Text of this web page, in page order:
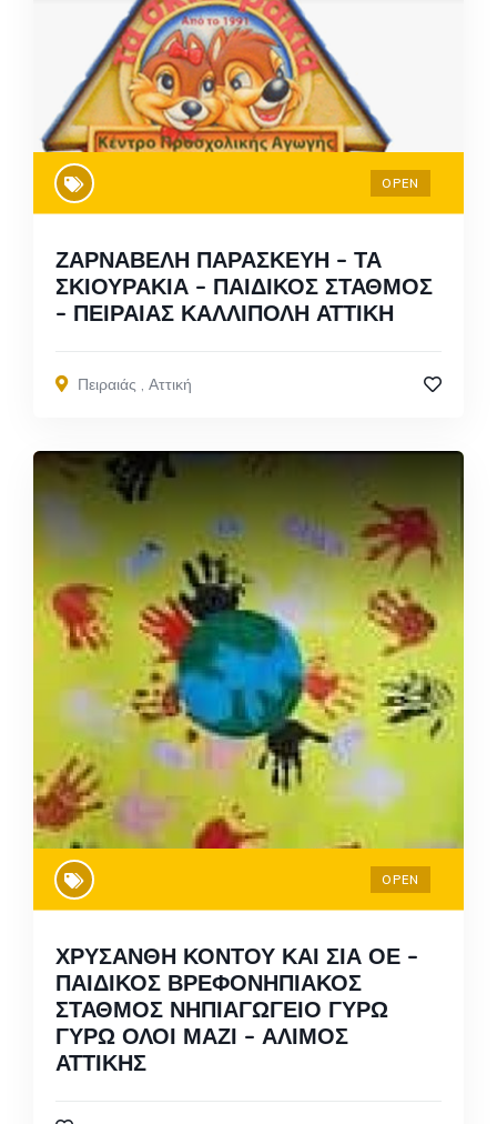
OPEN
ΖΑΡΝΑΒΕΛΗ ΠΑΡΑΣΚΕΥΗ – ΤΑ
ΣΚΙΟΥΡΑΚΙΑ – ΠΑΙΔΙΚΟΣ ΣΤΑΘΜΟΣ
– ΠΕΙΡΑΙΑΣ ΚΑΛΛΙΠΟΛΗ ΑΤΤΙΚΗ
Πειραιάς Αττική
OPEN
ΧΡΥΣΑΝΘΗ ΚΟΝΤΟΥ ΚΑΙ ΣΙΑ ΟΕ –
ΠΑΙΔΙΚΟΣ ΒΡΕΦΟΝΗΠΙΑΚΟΣ
ΣΤΑΘΜΟΣ ΝΗΠΙΑΓΩΓΕΙΟ ΓΥΡΩ
ΓΥΡΩ ΟΛΟΙ ΜΑΖΙ – ΑΛΙΜΟΣ
ΑΤΤΙΚΗΣ